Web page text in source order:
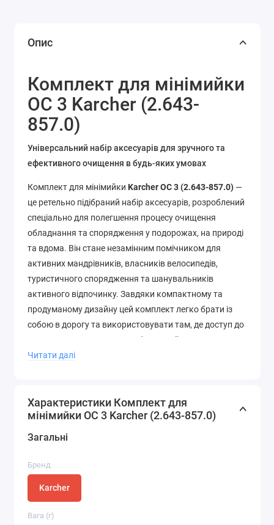
Опис
Комплект для мінімийки
OC 3 Karcher (2.643-
857.0)
Універсальний набір аксесуарів для зручного та
ефективного очищення в будь-яких умовах
Комплект для мінімийки Karcher OC 3 (2.643-857.0) —
це ретельно підібраний набір аксесуарів, розроблений
спеціально для полегшення процесу очищення
обладнання та спорядження у подорожах, на природі
та вдома. Він стане незамінним помічником для
активних мандрівників, власників велосипедів,
туристичного спорядження та шанувальників
активного відпочинку. Завдяки компактному та
продуманому дизайну цей комплект легко брати із
собою в дорогу та використовувати там, де доступ до
стандартних джерел води обмежений.
Оптимальне рішення для подорожей та активного
Комплект розроблений для використання з
портативною мінімийкоюKarcher OC 3, що робить
його ідеальним рішенням для догляду за
елементи набору зручно зберігаються у спеціальному
контейнері, який можна прикріпити до апарата для
економії місця та швидкого доступу.
Основні переваги та особливості комплекту
Читати далі
Характеристики Комплект для
мінімийки OC 3 Karcher (2.643-857.0)
Загальні
Бренд
Karcher
Вага (г)